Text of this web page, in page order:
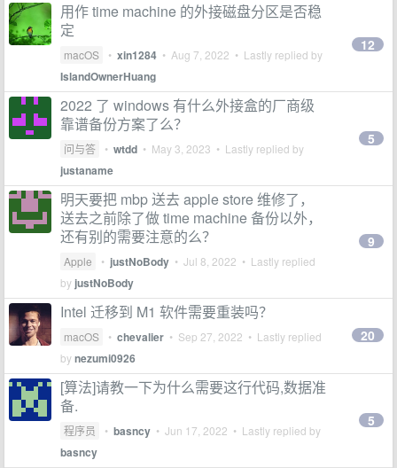
用作 time machine 的外接磁盘分区是否稳
定
macOS • xin1284 • Aug 7, 2022 • Lastly replied by
IslandOwnerHuang
12
2022 了 windows 有什么外接盒的厂商级
靠谱备份方案了么？
问与答 • wtdd • May 3, 2023 • Lastly replied by
justaname
5
明天要把 mbp 送去 apple store 维修了，
送去之前除了做 time machine 备份以外，
还有别的需要注意的么？
Apple • justNoBody • Jul 8, 2022 • Lastly replied
by justNoBody
9
Intel 迁移到 M1 软件需要重装吗？
macOS • chevalier • Sep 27, 2022 • Lastly replied
bynezumi0926
20
[算法]请教一下为什么需要这行代码,数据准
备.
程序员 • basncy • Jun 17, 2022 • Lastly replied by
basncy
5